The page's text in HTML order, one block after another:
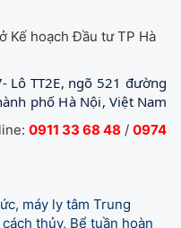
Kế hoạch Đầu tư TP Hà
Lô TT2E, ngõ 521 đường
phố Hà Nội, Việt Nam
0911 33 68 48 / 0974
máy ly tâm Trung
thủy, Bể tuần hoàn